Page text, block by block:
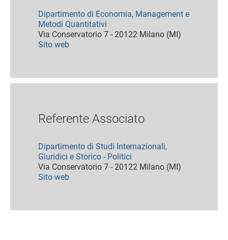
Dipartimento di Economia, Management e
Metodi Quantitativi
Via Conservatorio 7 - 20122 Milano (MI)
Sito web
Referente Associato
Dipartimento di Studi Internazionali,
Giuridici e Storico - Politici
Via Conservatorio 7 - 20122 Milano (MI)
Sito web